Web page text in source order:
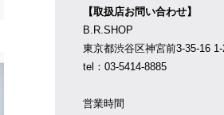
【取扱店お問い合わせ】
B.R.SHOP
東京都渋谷区神宮前3-35-16
tel：03-5414-8885
営業時間